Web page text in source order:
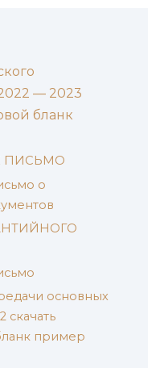
— 2023
бланк
ПИСЬМО
о
основных
скачать
пример